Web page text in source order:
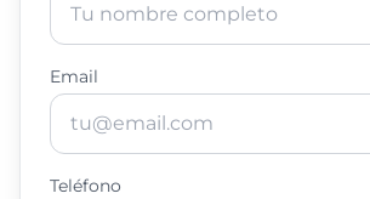
Email
Teléfono